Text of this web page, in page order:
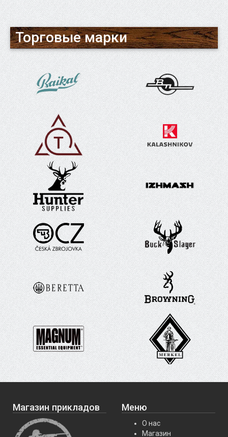
Торговые марки
Магазин прикладов Меню
О нас
Магазин